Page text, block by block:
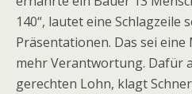
140“, lautet eine Schlagzeile
Präsentationen. Das sei
mehr Verantwortung. Dafür
gerechten Lohn, klagt